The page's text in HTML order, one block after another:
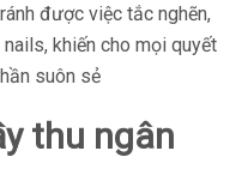
được việc tắc nghẽn,
khiến cho mọi quyết
suôn sẻ
thu ngân